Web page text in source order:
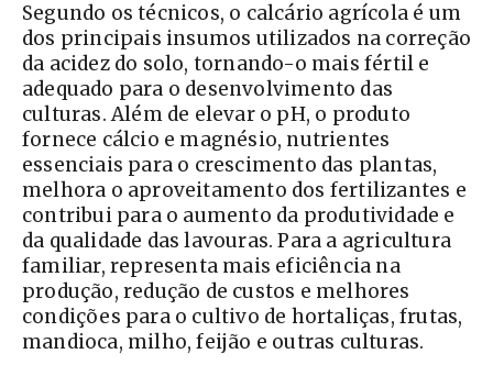
Segundo os técnicos, o calcário agrícola é um
dos principais insumos utilizados na correção
da acidez do solo, tornando-o mais fértil e
adequado para o desenvolvimento das
culturas. Além de elevar o pH, o produto
fornece cálcio e magnésio, nutrientes
essenciais para o crescimento das plantas,
melhora o aproveitamento dos fertilizantes e
contribui para o aumento da produtividade e
da qualidade das lavouras. Para a agricultura
familiar, representa mais eficiência na
produção, redução de custos e melhores
condições para o cultivo de hortaliças, frutas,
mandioca, milho, feijão e outras culturas.